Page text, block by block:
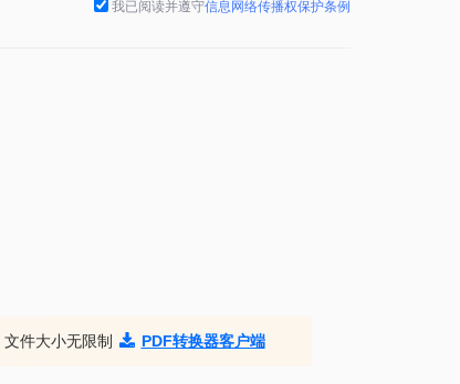
我已阅读并遵守信息网络传播权保护条例
文件大小无限制 PDF转换器客户端